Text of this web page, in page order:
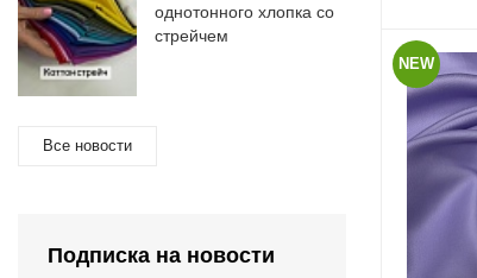
однотонного хлопка со
стрейчем
Все новости
Подписка на новости
NEW